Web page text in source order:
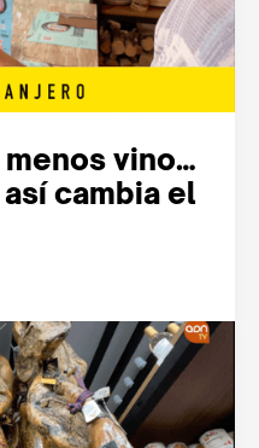
menos vino…
cambia el